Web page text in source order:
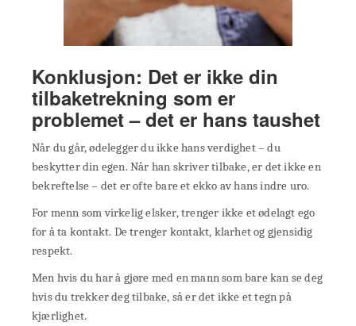
Konklusjon: Det er ikke din
tilbaketrekning som er
problemet – det er hans taushet
Når du går, ødelegger du ikke hans verdighet – du
beskytter din egen. Når han skriver tilbake, er det ikke en
bekreftelse – det er ofte bare et ekko av hans indre uro.
For menn som virkelig elsker, trenger ikke et ødelagt ego
for å ta kontakt. De trenger kontakt, klarhet og gjensidig
respekt.
Men hvis du har å gjøre med en mann som bare kan se deg
hvis du trekker deg tilbake, så er det ikke et tegn på
kjærlighet.